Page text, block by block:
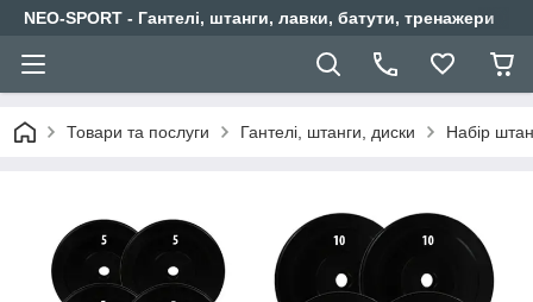
NEO-SPORT - Гантелі, штанги, лавки, батути, тренажери
Товари та послуги Гантелі, штанги, диски Набір